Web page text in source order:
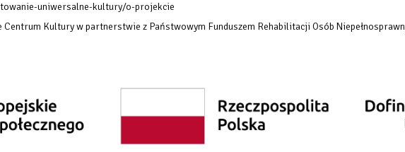
uniwersalne-kultury/o-projekcie
Kultury w partnerstwie z Państwowym Funduszem Rehabilitacji Osób